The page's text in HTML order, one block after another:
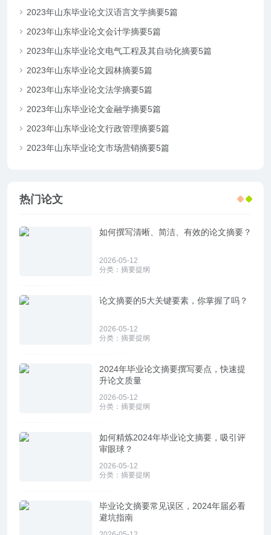
2023年山东毕业论文汉语言文学摘要5篇
2023年山东毕业论文会计学摘要5篇
2023年山东毕业论文电气工程及其自动化摘要5篇
2023年山东毕业论文园林摘要5篇
2023年山东毕业论文法学摘要5篇
2023年山东毕业论文金融学摘要5篇
2023年山东毕业论文行政管理摘要5篇
2023年山东毕业论文市场营销摘要5篇
热门论文
如何撰写清晰、简洁、有效的论文摘要？
2026-05-12
分类： 摘要提纲
论文摘要的5大关键要素，你掌握了吗？
2026-05-12
分类： 摘要提纲
2024年毕业论文摘要撰写要点，快速提
升论文质量
2026-05-12
分类： 摘要提纲
如何精炼2024年毕业论文摘要，吸引评
审眼球？
2026-05-12
分类： 摘要提纲
毕业论文摘要常见误区，2024年届必看
避坑指南